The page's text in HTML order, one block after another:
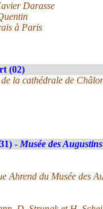
Darasse
à Paris
(02)
la cathédrale de
- Musée des Augustins
Ahrend du Musée des